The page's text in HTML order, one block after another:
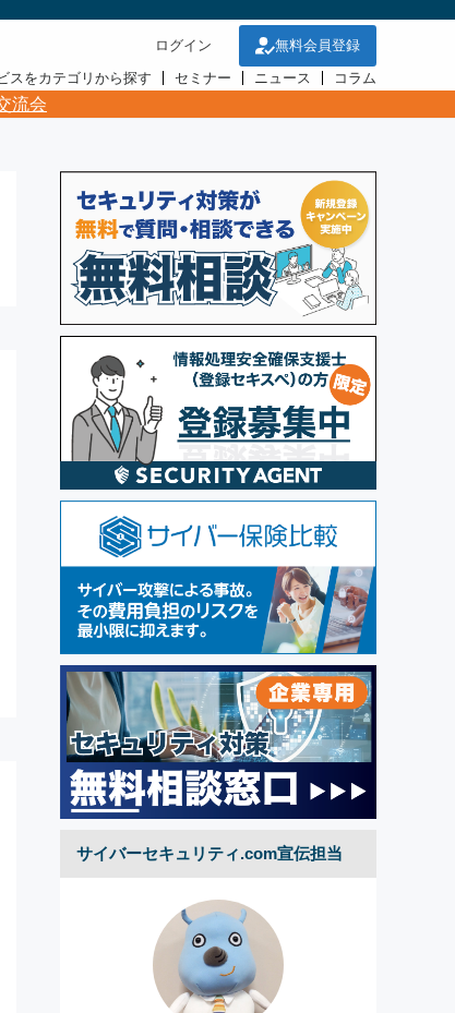
ログイン
無料会員登録
スをカテゴリから探す
セミナー ニュース コラム
流会
サイバーセキュリティ.com宣伝担当